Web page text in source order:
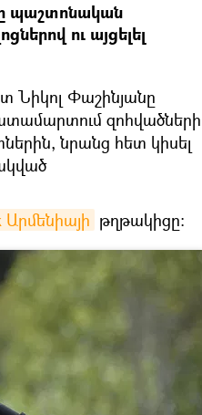
պաշտոնական
ու այցելել
Նիկոլ Փաշինյանը
զոհվածների
նրանց հետ կիսել
Արմենիայի թղթակիցը։